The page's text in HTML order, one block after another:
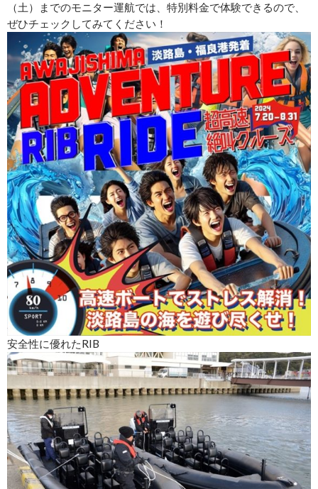
（土）までのモニター運航では、特別料金で体験できるので、
ぜひチェックしてみてください！
安全性に優れたRIB